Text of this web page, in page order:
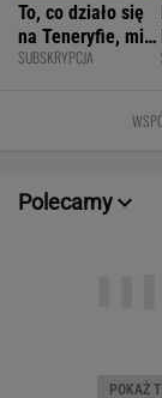
To, co działo się
na Teneryfie, mi
się należało. Nie
SUBSKRYPCJA
Polecamy
POKAŻ